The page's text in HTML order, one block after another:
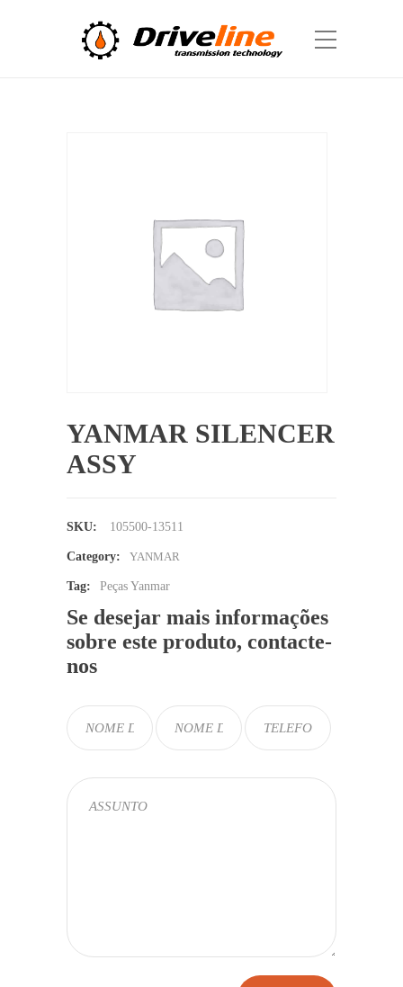
YANMAR SILENCER
ASSY
SKU: 105500-13511
Category: YANMAR
Tag: Peças Yanmar
Se desejar mais informações
sobre este produto, contacte-
nos